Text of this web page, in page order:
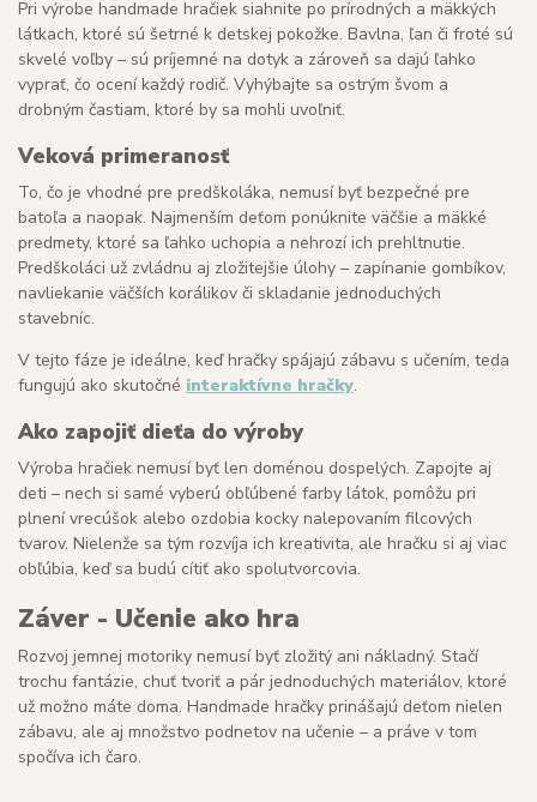
Pri výrobe handmade hračiek siahnite po prírodných a mäkkých
látkach, ktoré sú šetrné k detskej pokožke. Bavlna, ľan či froté sú
skvelé voľby – sú príjemné na dotyk a zároveň sa dajú ľahko
vyprať, čo ocení každý rodič. Vyhýbajte sa ostrým švom a
drobným častiam, ktoré by sa mohli uvoľniť.
Veková primeranosť
To, čo je vhodné pre predškoláka, nemusí byť bezpečné pre
batoľa a naopak. Najmenším deťom ponúknite väčšie a mäkké
predmety, ktoré sa ľahko uchopia a nehrozí ich prehltnutie.
Predškoláci už zvládnu aj zložitejšie úlohy – zapínanie gombíkov,
navliekanie väčších korálikov či skladanie jednoduchých
stavebníc.
V tejto fáze je ideálne, keď hračky spájajú zábavu s učením, teda
fungujú ako skutočné interaktívne hračky.
Ako zapojiť dieťa do výroby
Výroba hračiek nemusí byť len doménou dospelých. Zapojte aj
deti – nech si samé vyberú obľúbené farby látok, pomôžu pri
plnení vrecúšok alebo ozdobia kocky nalepovaním filcových
tvarov. Nielenže sa tým rozvíja ich kreativita, ale hračku si aj viac
obľúbia, keď sa budú cítiť ako spolutvorcovia.
Záver - Učenie ako hra
Rozvoj jemnej motoriky nemusí byť zložitý ani nákladný. Stačí
trochu fantázie, chuť tvoriť a pár jednoduchých materiálov, ktoré
už možno máte doma. Handmade hračky prinášajú deťom nielen
zábavu, ale aj množstvo podnetov na učenie – a práve v tom
spočíva ich čaro.